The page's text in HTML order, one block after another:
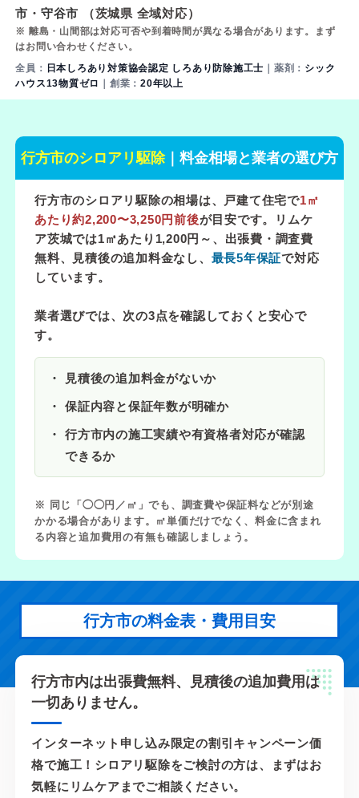
市 ・ 守谷市 （茨城県 全域対応）
※ 離島・山間部は対応可否や到着時間が異なる場合があります。まず
はお問い合わせください。
全員： 日本しろあり対策協会認定 しろあり防除施工士 ｜薬剤： シック
ハウス13物質ゼロ ｜創業：20年以上
行方市のシロアリ駆除｜料金相場と業者の選び方
行方市のシロアリ駆除の相場は、戸建て住宅で1㎡
あたり約2,200〜3,250円前後が目安です。リムケ
ア茨城では1㎡あたり1,200円～ 、出張費・調査費
無料、見積後の追加料金なし、 最長5年保証で対応
しています。
業者選びでは、次の3点を確認しておくと安心で
す。
見積後の追加料金がないか
保証内容と保証年数が明確か
行方市内の施工実績や有資格者対応が確認
できるか
※ 同じ「◯◯円／㎡」でも、調査費や保証料などが別途
かかる場合があります。㎡単価だけでなく、料金に含まれ
る内容と追加費用の有無も確認しましょう。
行方市の料金表・費用目安
行方市内は出張費無料、見積後の追加費用は
一切ありません。
インターネット申し込み限定の割引キャンペーン価
格で施工！シロアリ駆除をご検討の方は、まずはお
気軽にリムケアまでご相談ください。